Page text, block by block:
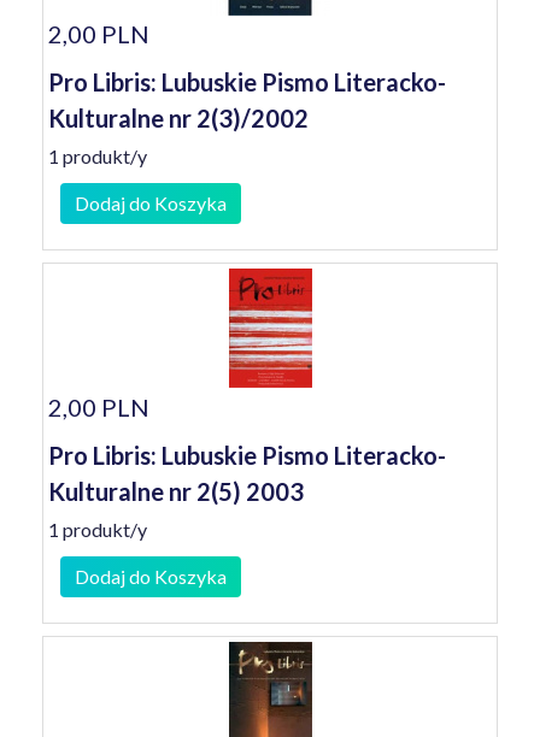
2,00 PLN
Pro Libris: Lubuskie Pismo Literacko-
Kulturalne nr 2(3)/2002
1 produkt/y
Dodaj do Koszyka
2,00 PLN
Pro Libris: Lubuskie Pismo Literacko-
Kulturalne nr 2(5) 2003
1 produkt/y
Dodaj do Koszyka